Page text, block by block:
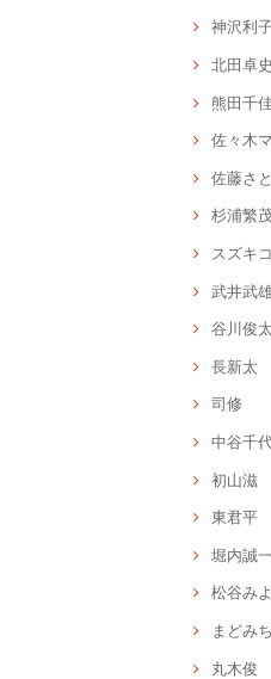
神沢利
北田卓史
熊田千
佐々木
佐藤さ
杉浦繁
スズキ
武井武
谷川俊
長新太
司修
中谷千
初山滋
東君平
堀内誠一
松谷み
まどみ
丸木俊